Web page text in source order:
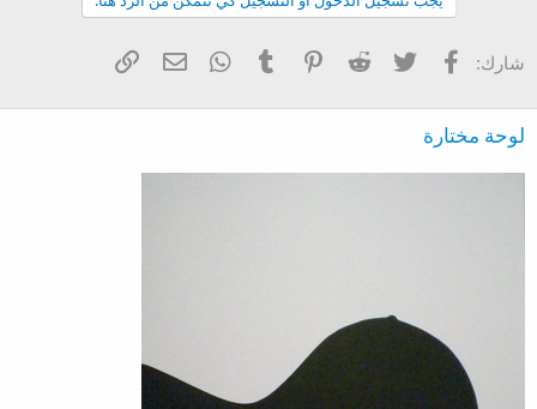
شارك: فيسبوك تويتر Reddit
Pinterest
Tumblr
WhatsAppالبريد الإلكتروني
الرابط
لوحة مختارة